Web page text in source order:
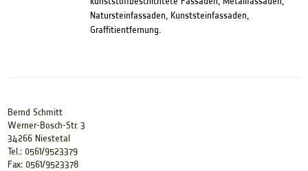
Natursteinfassaden, Kunststeinfassaden,
Graffitientfernung.
Bernd Schmitt
Werner-Bosch-Str. 3
34266 Niestetal
Tel.: 0561/9523379
Fax: 0561/9523378